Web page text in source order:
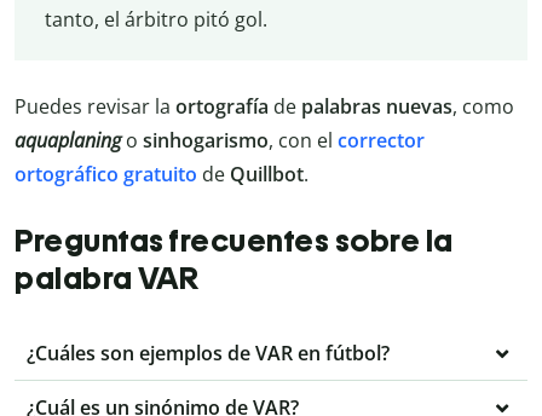
tanto, el árbitro pitó gol.
Puedes revisar la ortografía de palabras nuevas, como
aquaplaningo sinhogarismo, con el corrector
ortográfico gratuito de Quillbot.
Preguntas frecuentes sobre la
palabra VAR
¿Cuáles son ejemplos de VAR en fútbol?
¿Cuál es un sinónimo de VAR?